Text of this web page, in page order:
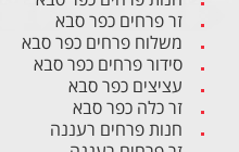
זר פרחים כפר סבא
משלוח פרחים כפר סבא
סידור פרחים כפר סבא
עציצים כפר סבא
זר כלה כפר סבא
חנות פרחים רעננה